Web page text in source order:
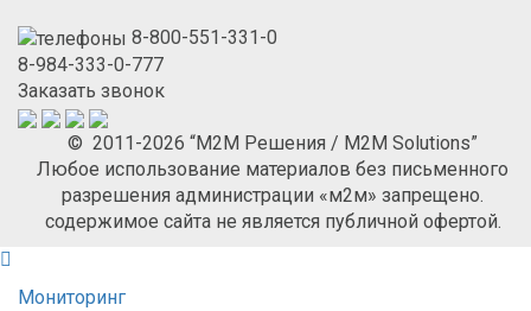
8-800-551-331-0
8-984-333-0-777
Заказать звонок
© 2011-2026 “М2М Решения / M2M Solutions”
Любое использование материалов без письменного
разрешения администрации «м2м» запрещено.
содержимое сайта не является публичной офертой.
Мониторинг